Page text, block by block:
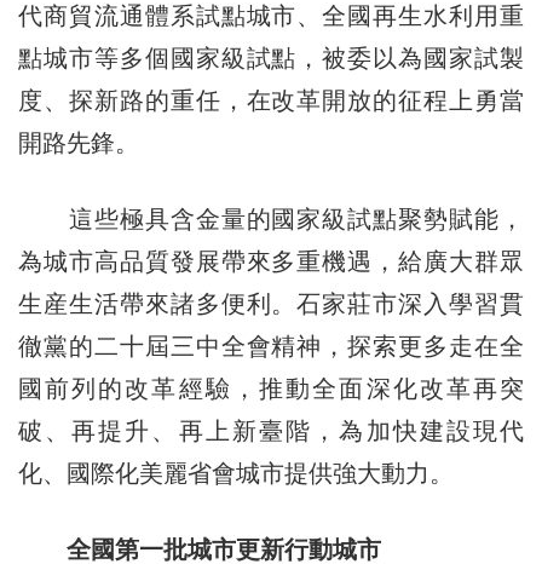
代商貿流通體系試點城市、全國再生水利用重
點城市等多個國家級試點，被委以為國家試製
度、探新路的重任，在改革開放的征程上勇當
開路先鋒。
這些極具含金量的國家級試點聚勢賦能，
為城市高品質發展帶來多重機遇，給廣大群眾
生産生活帶來諸多便利。石家莊市深入學習貫
徹黨的二十屆三中全會精神，探索更多走在全
國前列的改革經驗，推動全面深化改革再突
破、再提升、再上新臺階，為加快建設現代
化、國際化美麗省會城市提供強大動力。
全國第一批城市更新行動城市